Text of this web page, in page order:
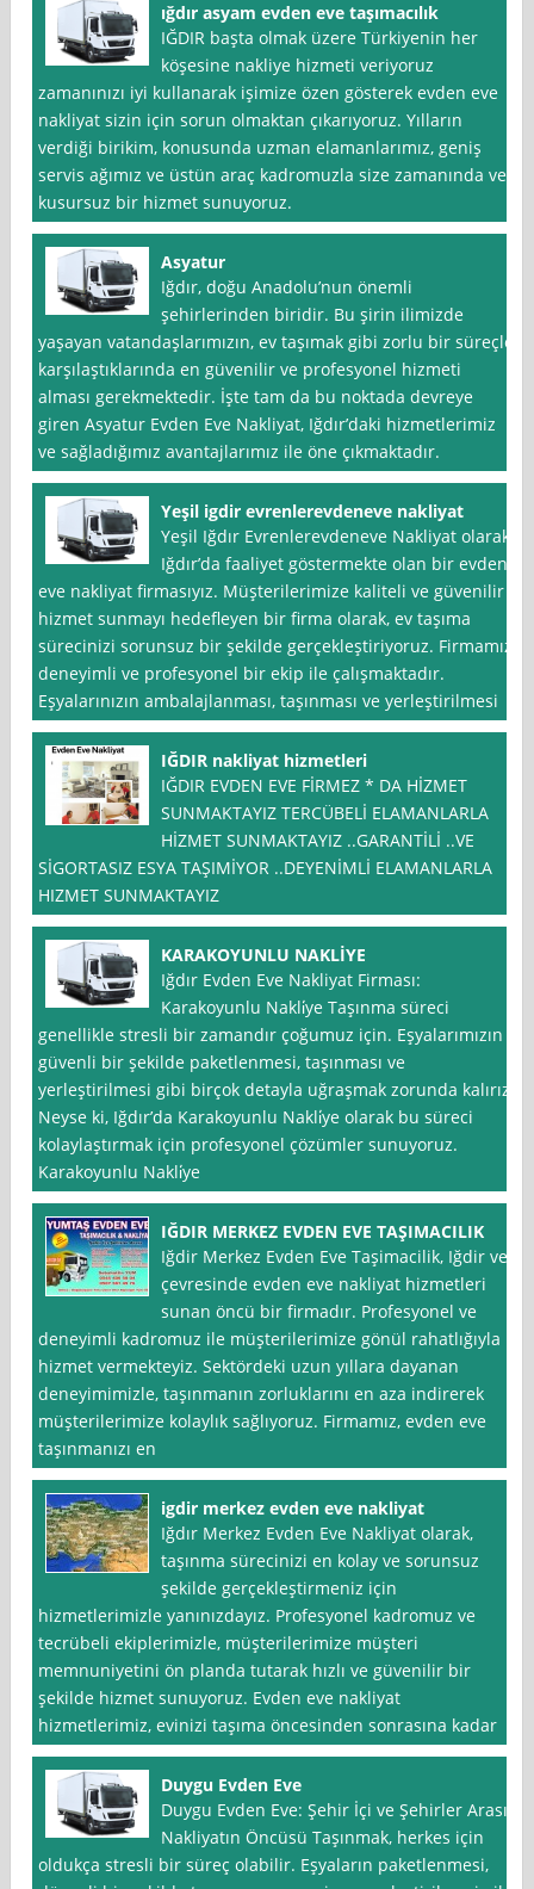
ığdır asyam evden eve taşımacılık
IĞDIR başta olmak üzere Türkiyenin her
köşesine nakliye hizmeti veriyoruz
zamanınızı iyi kullanarak işimize özen gösterek evden eve
nakliyat sizin için sorun olmaktan çıkarıyoruz. Yılların
verdiği birikim, konusunda uzman elamanlarımız, geniş
servis ağımız ve üstün araç kadromuzla size zamanında ve
kusursuz bir hizmet sunuyoruz.
Asyatur
Iğdır, doğu Anadolu’nun önemli
şehirlerinden biridir. Bu şirin ilimizde
yaşayan vatandaşlarımızın, ev taşımak gibi zorlu bir süreçle
karşılaştıklarında en güvenilir ve profesyonel hizmeti
alması gerekmektedir. İşte tam da bu noktada devreye
giren Asyatur Evden Eve Nakliyat, Iğdır’daki hizmetlerimiz
ve sağladığımız avantajlarımız ile öne çıkmaktadır.
Yeşil igdir evrenlerevdeneve nakliyat
Yeşil Iğdır Evrenlerevdeneve Nakliyat olarak,
Iğdır’da faaliyet göstermekte olan bir evden
eve nakliyat firmasıyız. Müşterilerimize kaliteli ve güvenilir
hizmet sunmayı hedefleyen bir firma olarak, ev taşıma
sürecinizi sorunsuz bir şekilde gerçekleştiriyoruz. Firmamız,
deneyimli ve profesyonel bir ekip ile çalışmaktadır.
Eşyalarınızın ambalajlanması, taşınması ve yerleştirilmesi
IĞDIR nakliyat hizmetleri
IĞDIR EVDEN EVE FİRMEZ * DA HİZMET
SUNMAKTAYIZ TERCÜBELİ ELAMANLARLA
HİZMET SUNMAKTAYIZ ..GARANTİLİ ..VE
SİGORTASIZ ESYA TAŞIMİYOR ..DEYENİMLİ ELAMANLARLA
HIZMET SUNMAKTAYIZ
KARAKOYUNLU NAKLİYE
Iğdır Evden Eve Nakliyat Firması:
Karakoyunlu Nakli̇ye Taşınma süreci
genellikle stresli bir zamandır çoğumuz için. Eşyalarımızın
güvenli bir şekilde paketlenmesi, taşınması ve
yerleştirilmesi gibi birçok detayla uğraşmak zorunda kalırız.
Neyse ki, Iğdır’da Karakoyunlu Nakli̇ye olarak bu süreci
kolaylaştırmak için profesyonel çözümler sunuyoruz.
Karakoyunlu Nakli̇ye
IĞDIR MERKEZ EVDEN EVE TAŞIMACILIK
Iğdir Merkez Evden Eve Taşimacilik, Iğdir ve
çevresinde evden eve nakliyat hizmetleri
sunan öncü bir firmadır. Profesyonel ve
deneyimli kadromuz ile müşterilerimize gönül rahatlığıyla
hizmet vermekteyiz. Sektördeki uzun yıllara dayanan
deneyimimizle, taşınmanın zorluklarını en aza indirerek
müşterilerimize kolaylık sağlıyoruz. Firmamız, evden eve
taşınmanızı en
igdir merkez evden eve nakliyat
Iğdır Merkez Evden Eve Nakliyat olarak,
taşınma sürecinizi en kolay ve sorunsuz
şekilde gerçekleştirmeniz için
hizmetlerimizle yanınızdayız. Profesyonel kadromuz ve
tecrübeli ekiplerimizle, müşterilerimize müşteri
memnuniyetini ön planda tutarak hızlı ve güvenilir bir
şekilde hizmet sunuyoruz. Evden eve nakliyat
hizmetlerimiz, evinizi taşıma öncesinden sonrasına kadar
Duygu Evden Eve
Duygu Evden Eve: Şehir İçi ve Şehirler Arası
Nakliyatın Öncüsü Taşınmak, herkes için
oldukça stresli bir süreç olabilir. Eşyaların paketlenmesi,